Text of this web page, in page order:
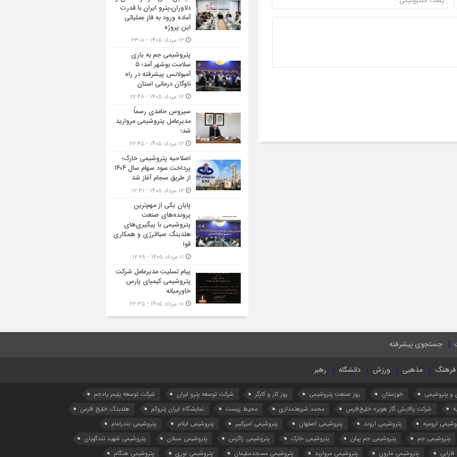
دلاوران،پترو ایران با قدرت
آماده ورود به فاز عملیاتی
این پروژه
پتروشیمی جم به یاری
سلامت بوشهر آمد؛ ۵
آمبولانس پیشرفته در راه
ناوگان درمانی استان
سیروس حامدی رسماً
مدیرعامل پتروشیمی مروارید
شد؛
اصلاحیه پتروشیمی خارک؛
پرداخت سود سهام سال ۱۴۰۴
از طریق سجام آغاز شد
پایان یکی از مهم‌ترین
پرونده‌های صنعت
پتروشیمی با پیگیری‌های
هلدینگ صباانرژی و همکاری
قوا
پیام تسلیت مدیرعامل شرکت
پتروشیمی کیمیای پارس
خاورمیانه
جستجوی پیشرفته
فرهنگ مذهبی ورزش دانشگاه رهبر
و پتروشیمی خوزستان روز صنعت پتروشیمی روز کار و کارگر شركت توسعه پترو ایران
شرکت توسعه پلیمر پادجم
شرکت پالایش گاز هویزه خلیج‌فارس محمد شریعتمداری محیط زیست نمایشگاه ایران پتروکم
هلدینگ خلیج فارس
ارومیه
پتروشیمی اروند پتروشیمی اصفهان پتروشیمی امیرکبیر پتروشیمی ایلام
پتروشیمی بندرامام
پتروشیمی جم
پتروشیمی جم پیلن پتروشیمی خارک پتروشیمی زاگرس پتروشیمی سبلان
پتروشیمی شهید تندگویان
پتروشیمی مارون پتروشیمی مروارید پتروشیمی مسجدسلیمان پتروشیمی نوری پتروشیمی هنگام